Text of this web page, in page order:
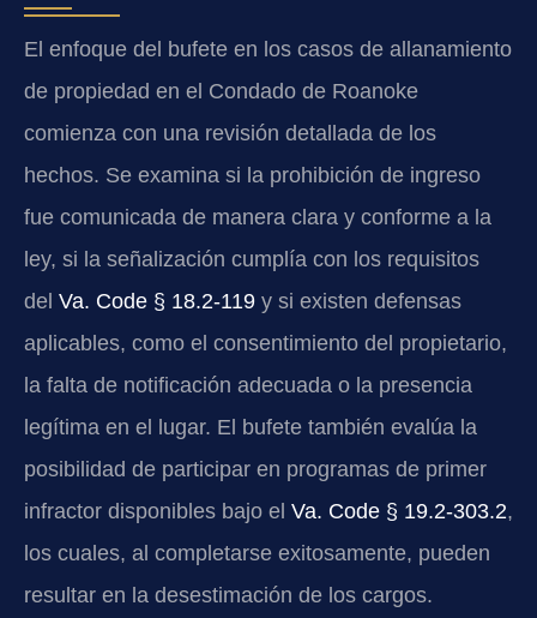
El enfoque del bufete en los casos de allanamiento
de propiedad en el Condado de Roanoke
comienza con una revisión detallada de los
hechos. Se examina si la prohibición de ingreso
fue comunicada de manera clara y conforme a la
ley, si la señalización cumplía con los requisitos
del Va. Code § 18.2-119 y si existen defensas
aplicables, como el consentimiento del propietario,
la falta de notificación adecuada o la presencia
legítima en el lugar. El bufete también evalúa la
posibilidad de participar en programas de primer
infractor disponibles bajo el Va. Code § 19.2-303.2,
los cuales, al completarse exitosamente, pueden
resultar en la desestimación de los cargos.